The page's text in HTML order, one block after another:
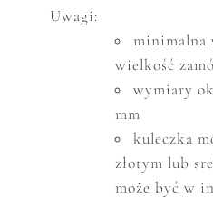
Uwagi:
minimalna
wielkość zamó
wymiary
mm
kuleczka
złotym lub
może być w